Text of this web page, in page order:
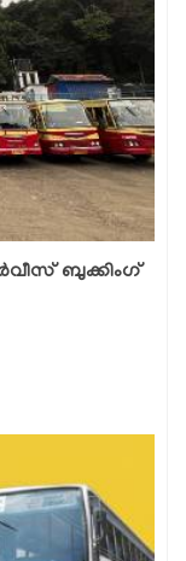
ബുക്കിംഗ്